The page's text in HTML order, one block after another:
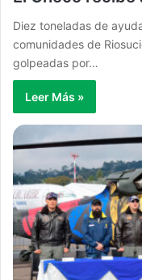
Diez toneladas de
comunidades de
golpeadas por…
Leer Más »